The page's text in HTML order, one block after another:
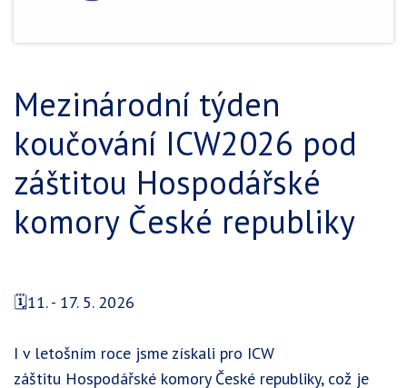
Mezinárodní týden
koučování ICW2026 pod
záštitou Hospodářské
komory České republiky
🗓️11. - 17. 5. 2026
I v letošním roce jsme získali pro ICW
záštitu Hospodářské komory České republiky, což je